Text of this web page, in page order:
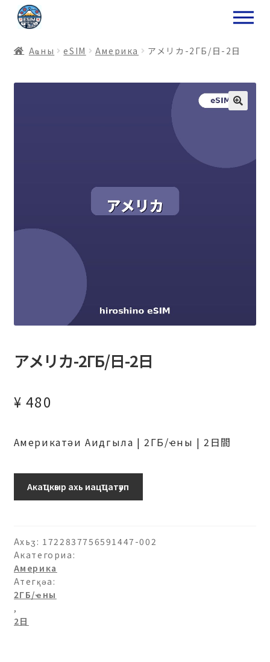
ナ
ビ
ー
ョ
コ
ン
ン
ス
Аҩны еSIM Америка アメリカ-2ГБ/日-2日
アメリカ-2ГБ/日-2日
¥ 480
Америкатәи Аидгыла | 2ГБ/ҽны | 2日間
日-2
日
ахыԥхьаӡара
Акаҵкәыр ахь иацҵатәуп
Ахьӡ: 1722837756591447-002
Акатегориа:
Америка
Атегқәа:
2ГБ/ҽны
,
2日